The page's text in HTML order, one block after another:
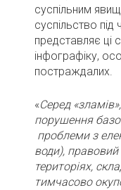
суспільним
суспільство під
представляє ці
інфографіку,
постраждалих.
«Серед
порушення
проблеми з
води),
територіях,
тимчасово